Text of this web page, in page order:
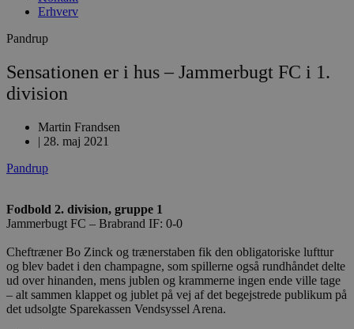
Erhverv
Pandrup
Sensationen er i hus – Jammerbugt FC i 1.
division
Martin Frandsen
| 28. maj 2021
Pandrup
Fodbold 2. division, gruppe 1
Jammerbugt FC – Brabrand IF: 0-0
Cheftræner Bo Zinck og trænerstaben fik den obligatoriske lufttur
og blev badet i den champagne, som spillerne også rundhåndet delte
ud over hinanden, mens jublen og krammerne ingen ende ville tage
– alt sammen klappet og jublet på vej af det begejstrede publikum på
det udsolgte Sparekassen Vendsyssel Arena.